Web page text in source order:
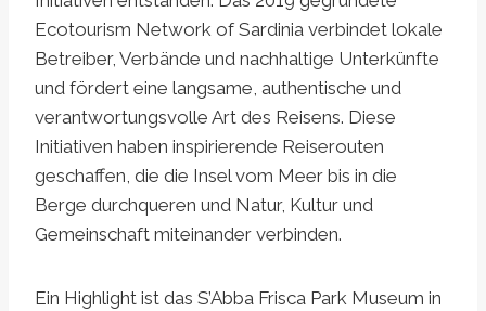
Ecotourism Network of Sardinia verbindet lokale
Betreiber, Verbände und nachhaltige Unterkünfte
und fördert eine langsame, authentische und
verantwortungsvolle Art des Reisens. Diese
Initiativen haben inspirierende Reiserouten
geschaffen, die die Insel vom Meer bis in die
Berge durchqueren und Natur, Kultur und
Gemeinschaft miteinander verbinden.
Ein Highlight ist das S’Abba Frisca Park Museum in